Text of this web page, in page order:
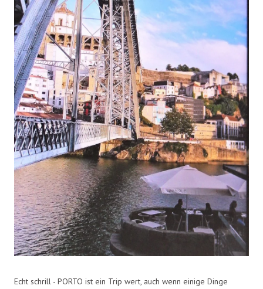
Echt schrill - PORTO ist ein Trip wert, auch wenn einige Dinge